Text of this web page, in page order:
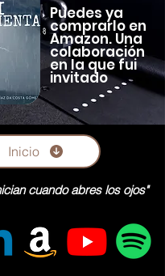
Puedes ya
comprarlo en
Amazon. Una
colaboración
en la que fui
invitado
Inicio
cuando abres los ojos"